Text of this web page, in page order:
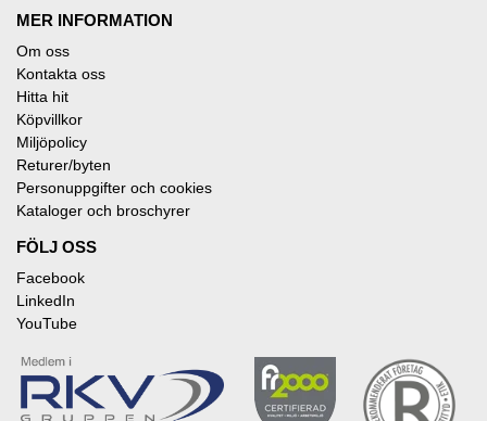
MER INFORMATION
Om oss
Kontakta oss
Hitta hit
Köpvillkor
Miljöpolicy
Returer/byten
Personuppgifter och cookies
Kataloger och broschyrer
FÖLJ OSS
Facebook
LinkedIn
YouTube